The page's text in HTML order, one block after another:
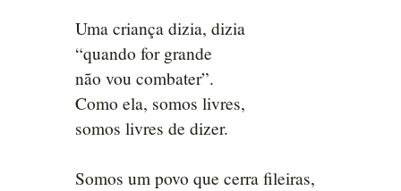
Uma criança dizia, dizia
“quando for grande
não vou combater”.
Como ela, somos livres,
somos livres de dizer.
Somos um povo que cerra fileiras,